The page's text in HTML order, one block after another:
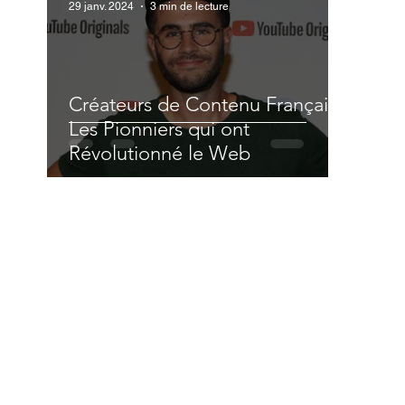
Créateurs de Contenu Français :
Les Pionniers qui ont
Révolutionné le Web
29 janv. 2024 3 min de lecture